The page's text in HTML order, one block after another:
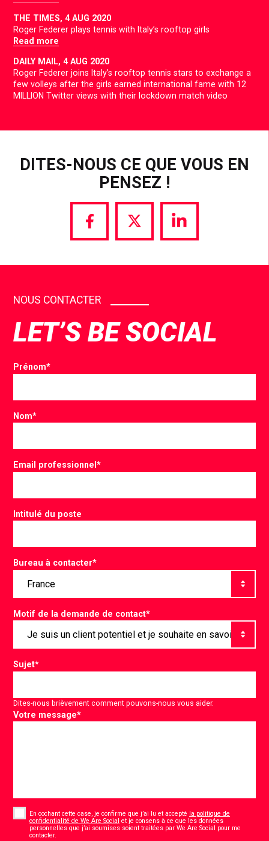
THE TIMES,4 AUG 2020
Roger Federer plays tennis with Italy’s rooftop girls
Read more
DAILY MAIL,4 AUG 2020
Roger Federer joins Italy’s rooftop tennis stars to exchange a
few volleys after the girls earned international fame with 12
MILLION Twitter views with their lockdown match video
DITES-NOUS CE QUE VOUS EN
PENSEZ !
Share
via
Share
via
Share
via
NOUS CONTACTER
LET’S BE SOCIAL
Prénom*
Nom*
Email professionnel*
Intitulé du poste
Bureau à contacter*
Motif de la demande de contact*
Sujet*
Dites-nous brièvement comment pouvons-nous vous aider.
Votre message*
En cochant cette case, je confirme que j’ai lu et accepté la politique de
confidentialité de We Are Social et je consens à ce que les données
personnelles que j’ai soumises soient traitées par We Are Social pour me
contacter.